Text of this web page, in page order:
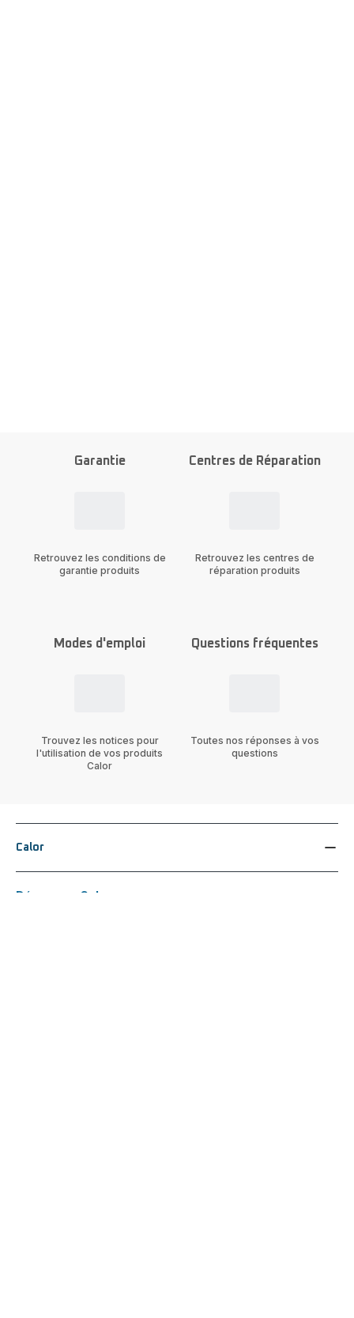
Garantie
Retrouvez les conditions de
garantie produits
Centres de Réparation
Retrouvez les centres de
réparation produits
Modes d'emploi
Trouvez les notices pour
l'utilisation de vos produits
Calor
Questions fréquentes
Toutes nos réponses à vos
questions
Calor
Découvrez Calor